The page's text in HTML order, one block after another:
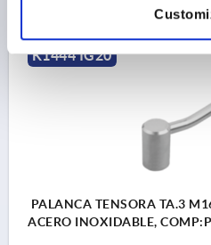
K1444 IG20
PALANCA TENSORA TA.3
ACERO INOXIDABLE,